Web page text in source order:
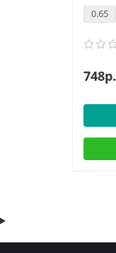
0.65
748р.